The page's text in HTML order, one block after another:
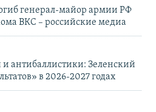
генерал-майор армии РФ
ВКС – российские медиа
и антибаллистики: Зеленский
в 2026-2027 годах